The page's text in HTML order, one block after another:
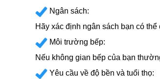
Ngân sách:
Hãy xác định ngân sách bạn có
Môi trường bếp:
Nếu không gian bếp của bạn
Yêu cầu về độ bền và tuổi thọ: